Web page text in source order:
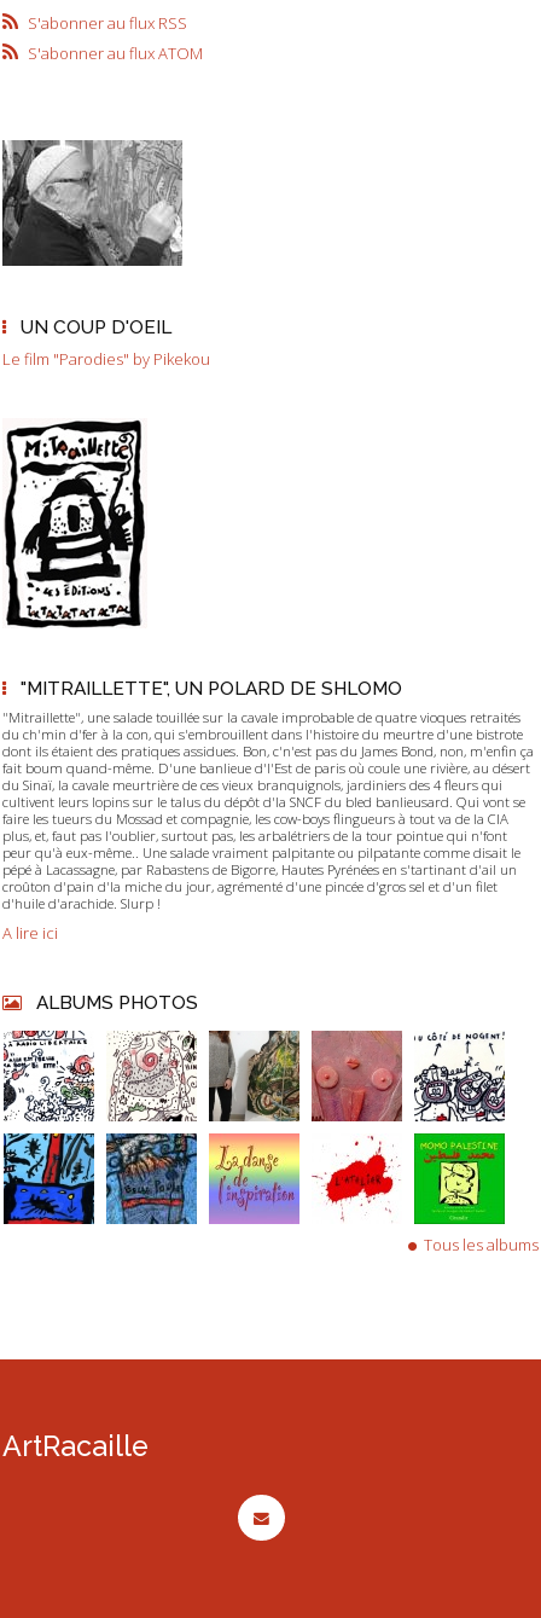
S'abonner au flux RSS
S'abonner au flux ATOM
UN COUP D'OEIL
Le film "Parodies" by Pikekou
"MITRAILLETTE", UN POLARD DE SHLOMO
"Mitraillette", une salade touillée sur la cavale improbable de quatre vioques retraités
du ch'min d'fer à la con, qui s'embrouillent dans l'histoire du meurtre d'une bistrote
dont ils étaient des pratiques assidues. Bon, c'n'est pas du James Bond, non, m'enfin ça
fait boum quand-même. D'une banlieue d'l'Est de paris où coule une rivière, au désert
du Sinaï, la cavale meurtrière de ces vieux branquignols, jardiniers des 4 fleurs qui
cultivent leurs lopins sur le talus du dépôt d'la SNCF du bled banlieusard. Qui vont se
faire les tueurs du Mossad et compagnie, les cow-boys flingueurs à tout va de la CIA
plus, et, faut pas l'oublier, surtout pas, les arbalétriers de la tour pointue qui n'font
peur qu'à eux-même.. Une salade vraiment palpitante ou pilpatante comme disait le
pépé à Lacassagne, par Rabastens de Bigorre, Hautes Pyrénées en s'tartinant d'ail un
croûton d'pain d'la miche du jour, agrémenté d'une pincée d'gros sel et d'un filet
d'huile d'arachide. Slurp !
A lire ici
ALBUMS PHOTOS
Tous les albums
ArtRacaille